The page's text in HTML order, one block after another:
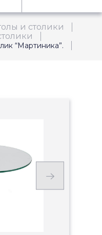
и столики
“Мартиника”.